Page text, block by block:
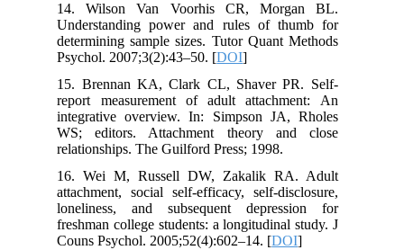
14. Wilson Van Voorhis CR, Morgan BL.
Understanding power and rules of thumb for
determining sample sizes. Tutor Quant Methods
Psychol. 2007;3(2):43–50. [DOI
15. Brennan KA, Clark CL, Shaver PR. Self-
report measurement of adult attachment: An
integrative overview. In: Simpson JA, Rholes
WS; editors. Attachment theory and close
relationships. The Guilford Press; 1998.
16. Wei M, Russell DW, Zakalik RA. Adult
attachment, social self-efficacy, self-disclosure,
loneliness, and subsequent depression for
freshman college students: a longitudinal study. J
Couns Psychol. 2005;52(4):602–14. [DOI